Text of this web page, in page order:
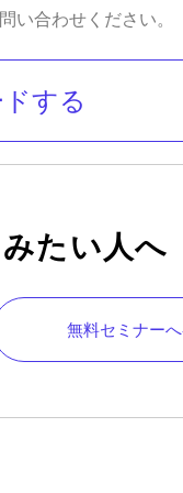
い合わせください。
する
たい人へ
無料セミナー